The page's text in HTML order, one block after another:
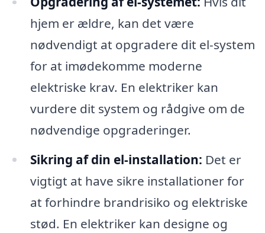
hjem er ældre, kan det være
nødvendigt at opgradere dit el-system
for at imødekomme moderne
elektriske krav. En elektriker kan
vurdere dit system og rådgive om de
nødvendige opgraderinger.
Sikring af din el-installation: Det er
vigtigt at have sikre installationer for
at forhindre brandrisiko og elektriske
stød. En elektriker kan designe og